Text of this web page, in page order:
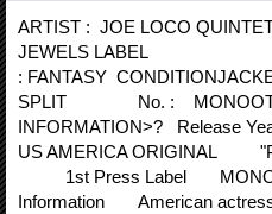
ARTIST : JOE LOCO
JEWELS LABEL
: FANTASY
SPLIT No. :
INFORMATION>? Release
US AMERICA ORIGINAL
1st Press Label MONO
Information American actress